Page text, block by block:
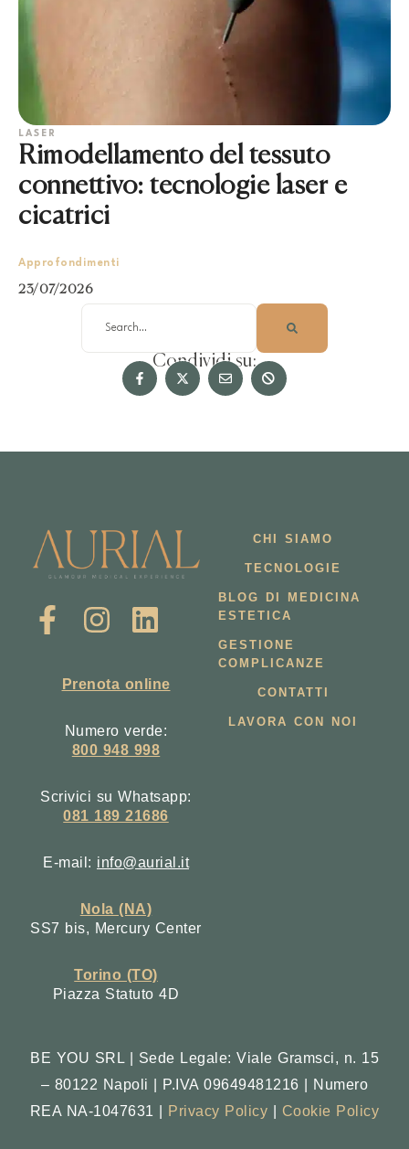
LASER
Rimodellamento del tessuto
connettivo: tecnologie laser e
cicatrici
Approfondimenti
23/07/2026
Condividi su:
Prenota online
Numero verde:
800 948 998
Scrivici su Whatsapp:
081 189 21686
E-mail: info@aurial.it
Nola (NA)
SS7 bis, Mercury Center
Torino (TO)
Piazza Statuto 4D
CHI SIAMO
TECNOLOGIE
BLOG DI MEDICINA
ESTETICA
GESTIONE
COMPLICANZE
CONTATTI
LAVORA CON NOI
BE YOU SRL | Sede Legale: Viale Gramsci, n. 15
– 80122 Napoli | P.IVA 09649481216 | Numero
REA NA-1047631 |
Privacy Policy Cookie Policy